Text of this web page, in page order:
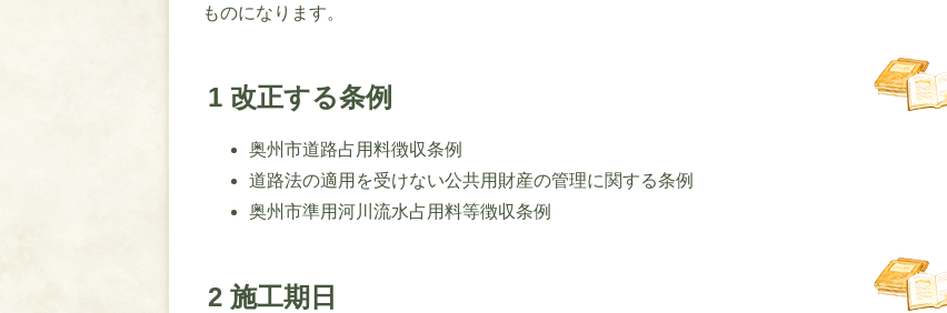
ものになります。
1 改正する条例
奥州市道路占用料徴収条例
道路法の適用を受けない公共用財産の管理に関する条例
奥州市準用河川流水占用料等徴収条例
2 施工期日